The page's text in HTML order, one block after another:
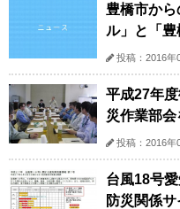
豊橋市か
ル」と「豊
投稿：2016年
平成27年
災作業部会
投稿：2016年
台風18号
防災関係